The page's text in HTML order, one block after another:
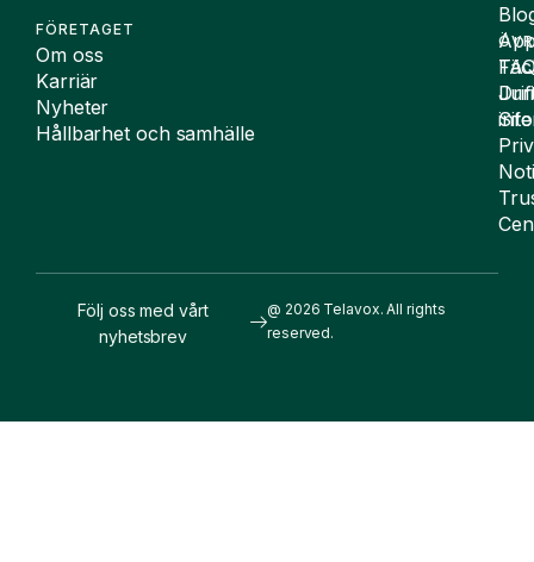
FÖRETAGET
Om oss
Karriär
Nyheter
Hållbarhet och samhälle
@ 2026 Telavox. All rights
reserved.
Följ oss med vårt
nyhetsbrev